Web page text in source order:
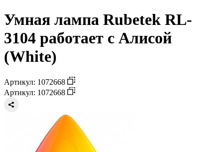
Умная лампа Rubetek RL-
3104 работает с Алисой
(White)
Артикул: 1072668
Артикул: 1072668